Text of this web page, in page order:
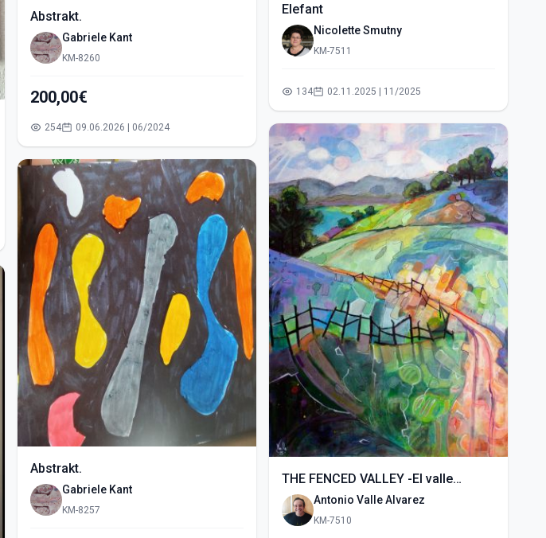
Abstrakt.
Gabriele Kant
KM-8260
200,00€
254 09.06.2026 | 06/2024
Abstrakt.
Gabriele Kant
KM-8257
Elefant
Nicolette Smutny
KM-7511
134 02.11.2025 | 11/2025
THE FENCED VALLEY -El valle
vallado- (2015)
Antonio Valle Alvarez
KM-7510